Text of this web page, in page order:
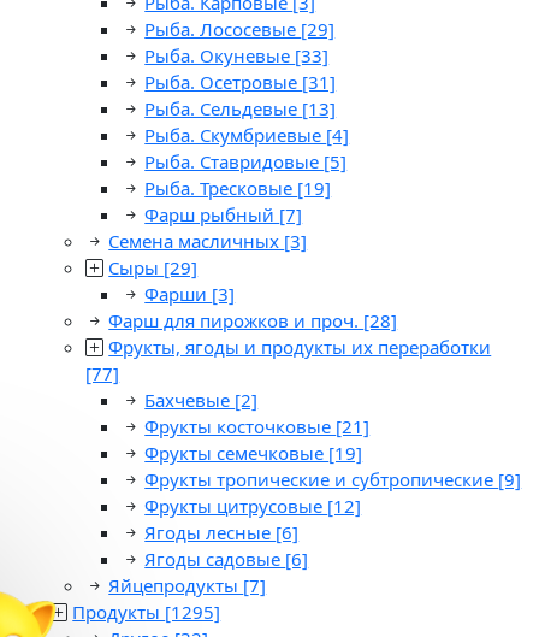
Рыба. Лососевые [29]
Рыба. Окуневые [33]
Рыба. Осетровые [31]
Рыба. Сельдевые [13]
Рыба. Скумбриевые [4]
Рыба. Ставридовые [5]
Рыба. Тресковые [19]
Фарш рыбный [7]
Семена масличных [3]
Сыры [29]
Фарши [3]
Фарш для пирожков и проч. [28]
Фрукты, ягоды и продукты их переработки
[77]
Бахчевые [2]
Фрукты косточковые [21]
Фрукты семечковые [19]
Фрукты тропические и субтропические [9]
Фрукты цитрусовые [12]
Ягоды лесные [6]
Ягоды садовые [6]
Яйцепродукты [7]
Продукты [1295]